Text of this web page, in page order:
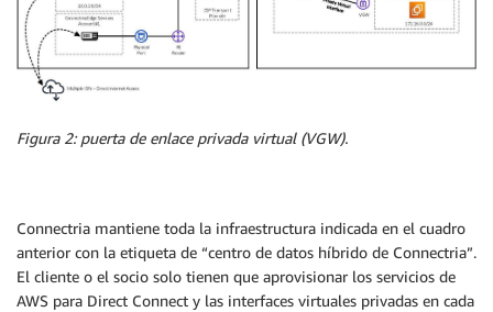
Figura 2: puerta de enlace privada virtual (VGW).
Connectria mantiene toda la infraestructura indicada en el cuadro
anterior con la etiqueta de “centro de datos híbrido de Connectria”.
El cliente o el socio solo tienen que aprovisionar los servicios de
AWS para Direct Connect y las interfaces virtuales privadas en cada